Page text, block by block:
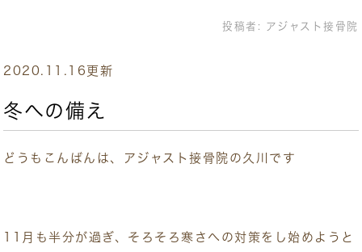
投稿者: アジャスト接骨院
2020.11.16更新
冬への備え
どうもこんばんは、アジャスト接骨院の久川です
11月も半分が過ぎ、そろそろ寒さへの対策をし始めようと